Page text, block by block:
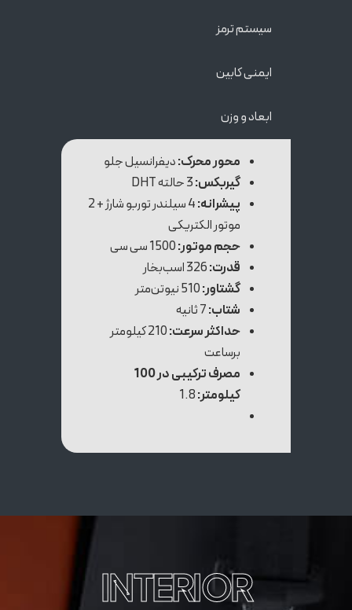
سیستم ترمز
ایمنی کابین
ابعاد و وزن
محور محرک:دیفرانسیل جلو
گیربکس:
پیشرانه:
4 سیلندر توربو شارژ + 2
موتور الکتریکی
حجم موتور:
قدرت:
گشتاور:
شتاب:
حداکثر سرعت:
210 کیلومتر
برساعت
مصرف ترکیبی در 100
کیلومتر:
INTERIOR